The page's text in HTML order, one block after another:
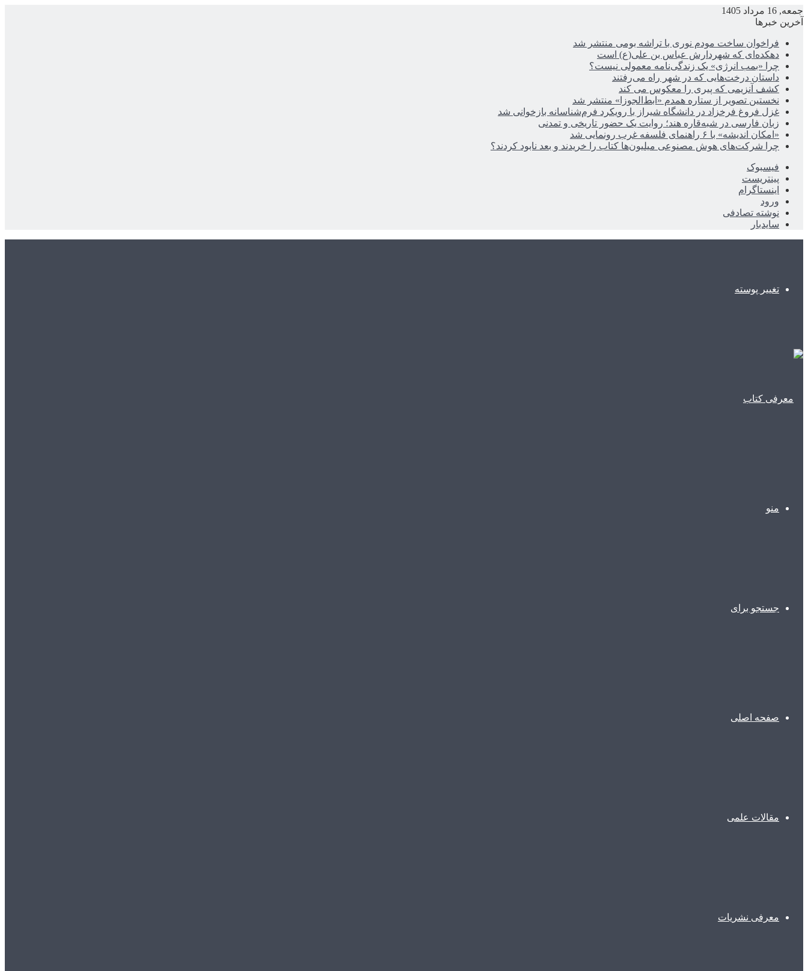
جمعه, 16 مرداد 1405
آخرین خبرها
فراخوان ساخت مودم نوری با تراشه بومی منتشر شد
دهکده‌ای که شهردارش عباس بن علی(ع) است
چرا «بمب انرژی» یک زندگی‌نامه معمولی نیست؟
داستان درخت‌هایی که در شهر راه می‌رفتند
کشف آنزیمی که پیری را معکوس می کند
نخستین تصویر از ستاره همدم «ابط‌الجوزا» منتشر شد
غزل فروغ فرخزاد در دانشگاه شیراز با رویکرد فرم‌شناسانه بازخوانی شد
زبان فارسی در شبه‌قاره هند؛ روایت یک حضور تاریخی و تمدنی
«امکان اندیشه» با ۶ راهنمای فلسفه غرب رونمایی شد
چرا شرکت‌های هوش مصنوعی میلیون‌ها کتاب را خریدند و بعد نابود کردند؟
فیسبوک
پینتریست
اینستاگرام
ورود
نوشته تصادفی
سایدبار
تغییر پوسته
منو
جستجو برای
صفحه اصلی
مقالات علمی
معرفی نشریات